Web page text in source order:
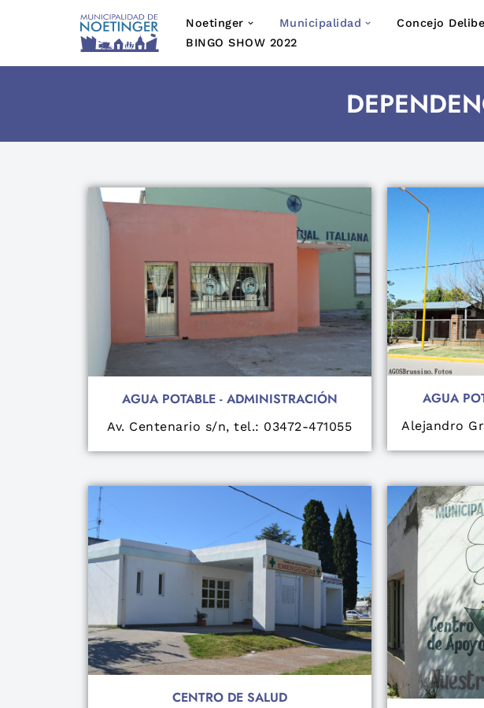
al
Noetinger Municipalidad Concejo
BINGO SHOW 2022
AGUA POTABLE - ADMINISTRACIÓN
Av. Centenario s/n, tel.: 03472-471055
AGUA
Alejandro
CENTRO DE SALUD